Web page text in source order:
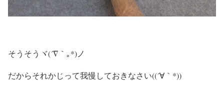
そうそうヾ(´∇｀｡*)ノ
だからそれかじって我慢しておきなさい((´∀｀*))